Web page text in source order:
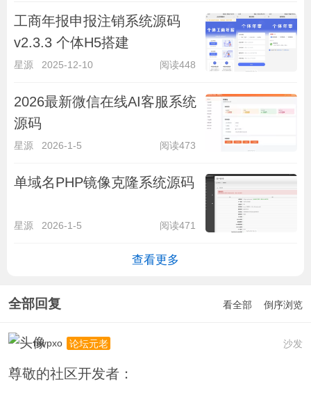
工商年报申报注销系统源码
v2.3.3 个体H5搭建
星源 2025-12-10 阅读448
2026最新微信在线AI客服系统
源码
星源 2026-1-5 阅读473
单域名PHP镜像克隆系统源码
星源 2026-1-5 阅读471
查看更多
全部回复 看全部 倒序浏览
沙发
mvpxo 论坛元老
尊敬的社区开发者：